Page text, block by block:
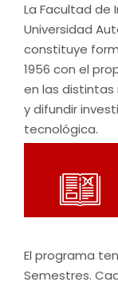
La Facultad de
Universidad
constituye
1956 con el
en las distintas
y difundir
tecnológica.
El programa
Semestres.